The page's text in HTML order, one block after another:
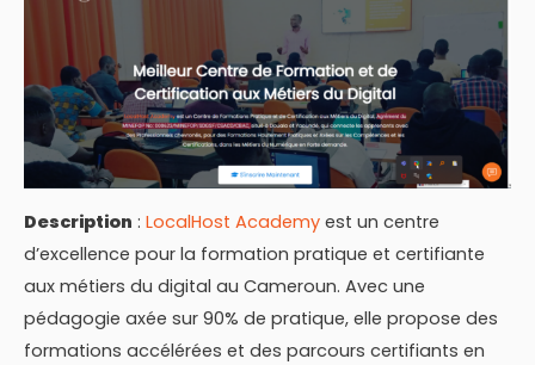
Description : LocalHost Academy est un centre
d’excellence pour la formation pratique et certifiante
aux métiers du digital au Cameroun. Avec une
pédagogie axée sur 90% de pratique, elle propose des
formations accélérées et des parcours certifiants en